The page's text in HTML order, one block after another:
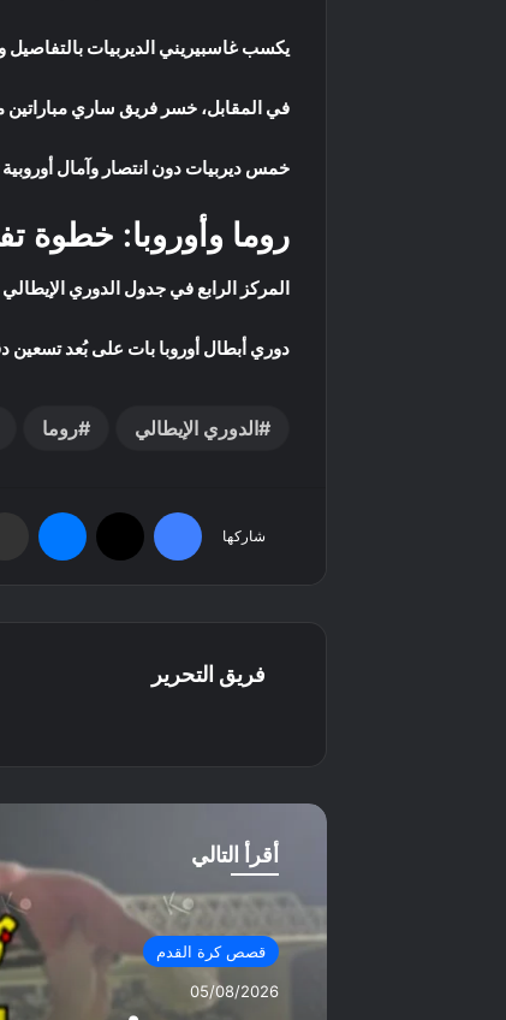
يكسب غاسبيريني الديربيات بالتفاصيل
في المقابل، خسر فريق ساري مباراتين
خمس ديربيات دون انتصار وآمال
روما وأوروبا: خطوة
المركز الرابع في جدول الدوري
دوري أبطال أوروبا بات على بُعد تسعين
الدوري الإيطالي روما
شاركها
فريق التحرير
ب
أقرأ التالي
قصص كرة القدم
05/08/2026